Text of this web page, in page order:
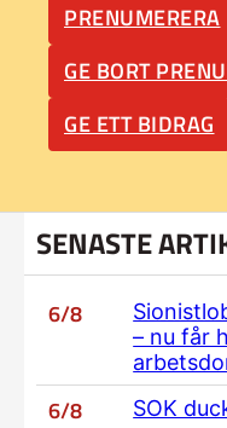
PRENUMERERA
GE BORT
GE ETT BIDRAG
SENASTE
6/8
– nu får
6/8 SOK